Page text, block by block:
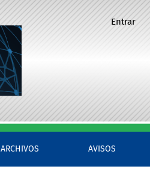
ARCHIVOS AVISOS
Entrar